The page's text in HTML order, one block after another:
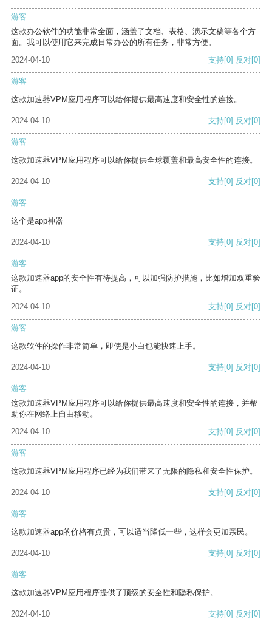
游客
这款办公软件的功能非常全面，涵盖了文档、表格、演示文稿等各个方
面。我可以使用它来完成日常办公的所有任务，非常方便。
2024-04-10
支持[0] 反对[0]
游客
这款加速器VPM应用程序可以给你提供最高速度和安全性的连接。
2024-04-10 支持[0] 反对[0]
游客
这款加速器VPM应用程序可以给你提供全球覆盖和最高安全性的连接。
2024-04-10 支持[0] 反对[0]
游客
这个是app神器
2024-04-10 支持[0] 反对[0]
游客
这款加速器app的安全性有待提高，可以加强防护措施，比如增加双重验
证。
2024-04-10
支持[0] 反对[0]
游客
这款软件的操作非常简单，即使是小白也能快速上手。
2024-04-10 支持[0] 反对[0]
游客
这款加速器VPM应用程序可以给你提供最高速度和安全性的连接，并帮
助你在网络上自由移动。
2024-04-10
支持[0] 反对[0]
游客
这款加速器VPM应用程序已经为我们带来了无限的隐私和安全性保护。
2024-04-10 支持[0] 反对[0]
游客
这款加速器app的价格有点贵，可以适当降低一些，这样会更加亲民。
2024-04-10 支持[0] 反对[0]
游客
这款加速器VPM应用程序提供了顶级的安全性和隐私保护。
2024-04-10 支持[0] 反对[0]